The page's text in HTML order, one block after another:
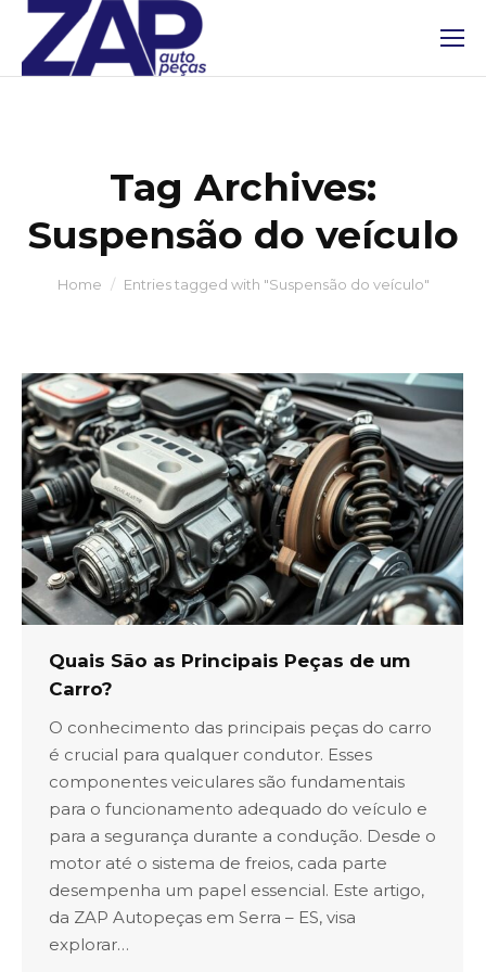
Tag Archives:
Suspensão do veículo
You are here:
Home Entries tagged with "Suspensão do veículo"
Quais São as Principais Peças de um
Carro?
O conhecimento das principais peças do carro
é crucial para qualquer condutor. Esses
componentes veiculares são fundamentais
para o funcionamento adequado do veículo e
para a segurança durante a condução. Desde o
motor até o sistema de freios, cada parte
desempenha um papel essencial. Este artigo,
da ZAP Autopeças em Serra – ES, visa
explorar…